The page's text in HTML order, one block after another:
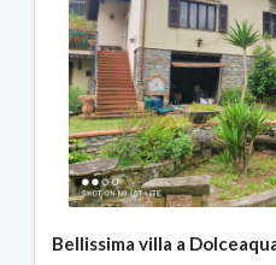
Bellissima villa a